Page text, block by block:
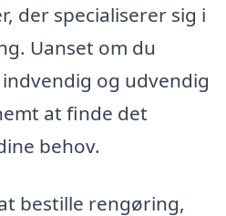
der specialiserer sig i
Uanset om du
og udvendig
at finde det
behov.
bestille rengøring,